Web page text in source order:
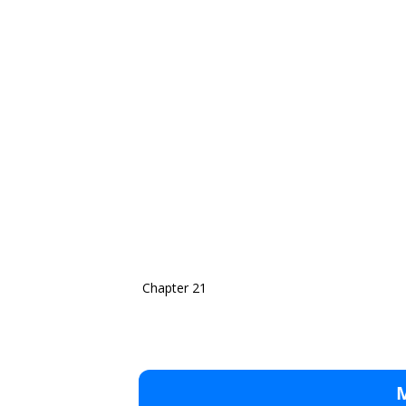
Chapter 21